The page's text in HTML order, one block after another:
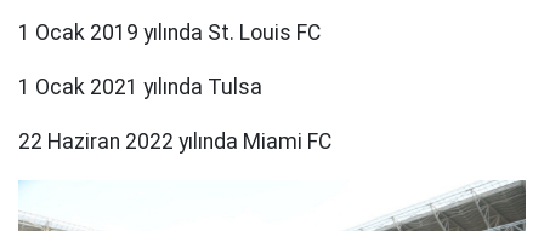
1 Ocak 2019 yılında St. Louis FC
1 Ocak 2021 yılında Tulsa
22 Haziran 2022 yılında Miami FC